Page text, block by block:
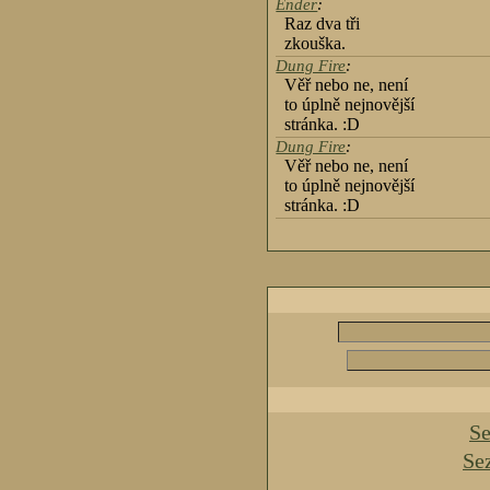
Ender:
Raz dva tři
zkouška.
Dung Fire:
Věř nebo ne, není
to úplně nejnovější
stránka. :D
Dung Fire:
Věř nebo ne, není
to úplně nejnovější
stránka. :D